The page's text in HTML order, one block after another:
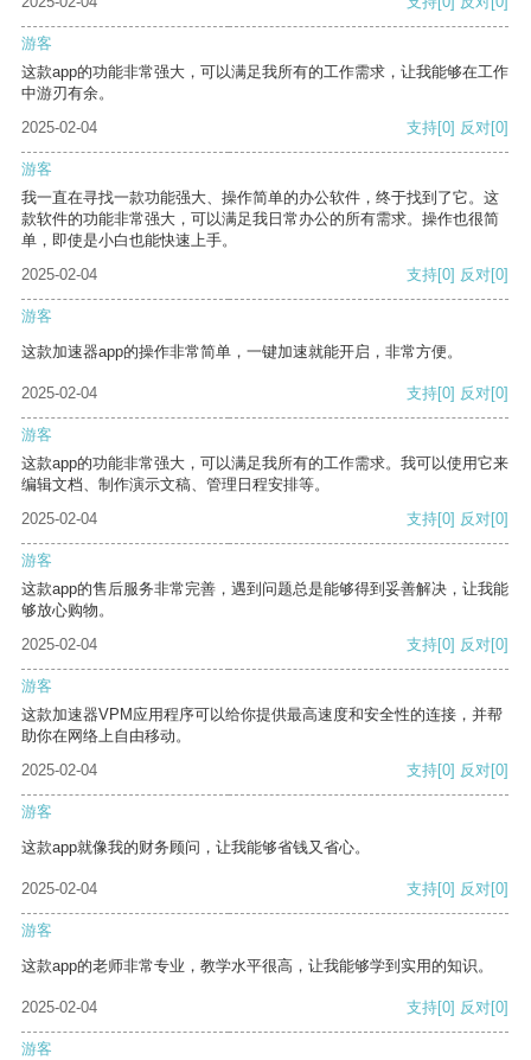
游客
这款app的功能非常强大，可以满足我所有的工作需求，让我能够在工作
中游刃有余。
2025-02-04
支持[0] 反对[0]
游客
我一直在寻找一款功能强大、操作简单的办公软件，终于找到了它。这
款软件的功能非常强大，可以满足我日常办公的所有需求。操作也很简
单，即使是小白也能快速上手。
2025-02-04
支持[0] 反对[0]
游客
这款加速器app的操作非常简单，一键加速就能开启，非常方便。
2025-02-04 支持[0] 反对[0]
游客
这款app的功能非常强大，可以满足我所有的工作需求。我可以使用它来
编辑文档、制作演示文稿、管理日程安排等。
2025-02-04
支持[0] 反对[0]
游客
这款app的售后服务非常完善，遇到问题总是能够得到妥善解决，让我能
够放心购物。
2025-02-04
支持[0] 反对[0]
游客
这款加速器VPM应用程序可以给你提供最高速度和安全性的连接，并帮
助你在网络上自由移动。
2025-02-04
支持[0] 反对[0]
游客
这款app就像我的财务顾问，让我能够省钱又省心。
2025-02-04 支持[0] 反对[0]
游客
这款app的老师非常专业，教学水平很高，让我能够学到实用的知识。
2025-02-04 支持[0] 反对[0]
游客